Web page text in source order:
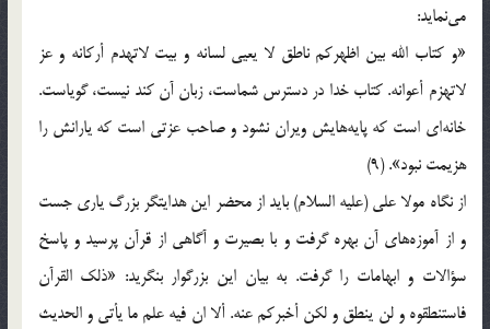
مي‌نمايد:
«و كتاب‌ الله‌ بين‌ اظهركم‌ ناطق‌ لا يعيي‌ لسانه‌ و بيت‌ لاتهدم‌ أركانه‌ و عز
لاتهزم‌ أعوانه‌. كتاب‌ خدا در دسترس‌ شماست‌، زبان‌ آن‌ كند نيست‌، گوياست‌.
خانه‌اي‌ است‌ كه‌ پايه‌هايش‌ ويران‌ نشود و صاحب‌ عزتي‌ است‌ كه‌ يارانش‌ را
هزيمت‌ نبود». (9)
از نگاه‌ مولا علي‌ (علیه السلام) بايد از محضر اين‌ هدايتگر بزرگ‌ ياري‌ جست‌
و از آموزه‌هاي‌ آن‌ بهره‌ گرفت‌ و با بصيرت‌ و آگاهي‌ از قرآن‌ پرسيد و پاسخ‌
سؤالات‌ و ابهامات‌ را گرفت‌. به‌ بيان‌ اين‌ بزرگوار بنگريد: «ذلك‌ القرآن‌
فاستنطقوه‌ و لن‌ ينطق‌ و لكن‌ أخبركم‌ عنه‌. ألا ان‌ فيه‌ علم‌ ما يأتي‌ و الحديث‌